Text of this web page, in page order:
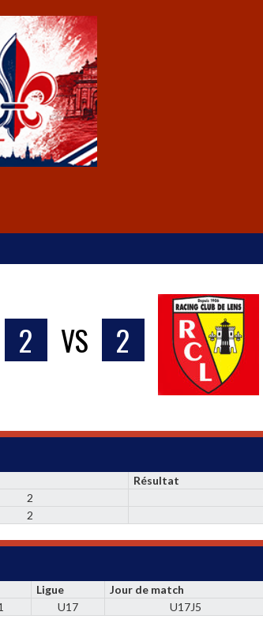
2 VS 2
Résultat
2
2
Ligue Jour de match
U17 U17J5